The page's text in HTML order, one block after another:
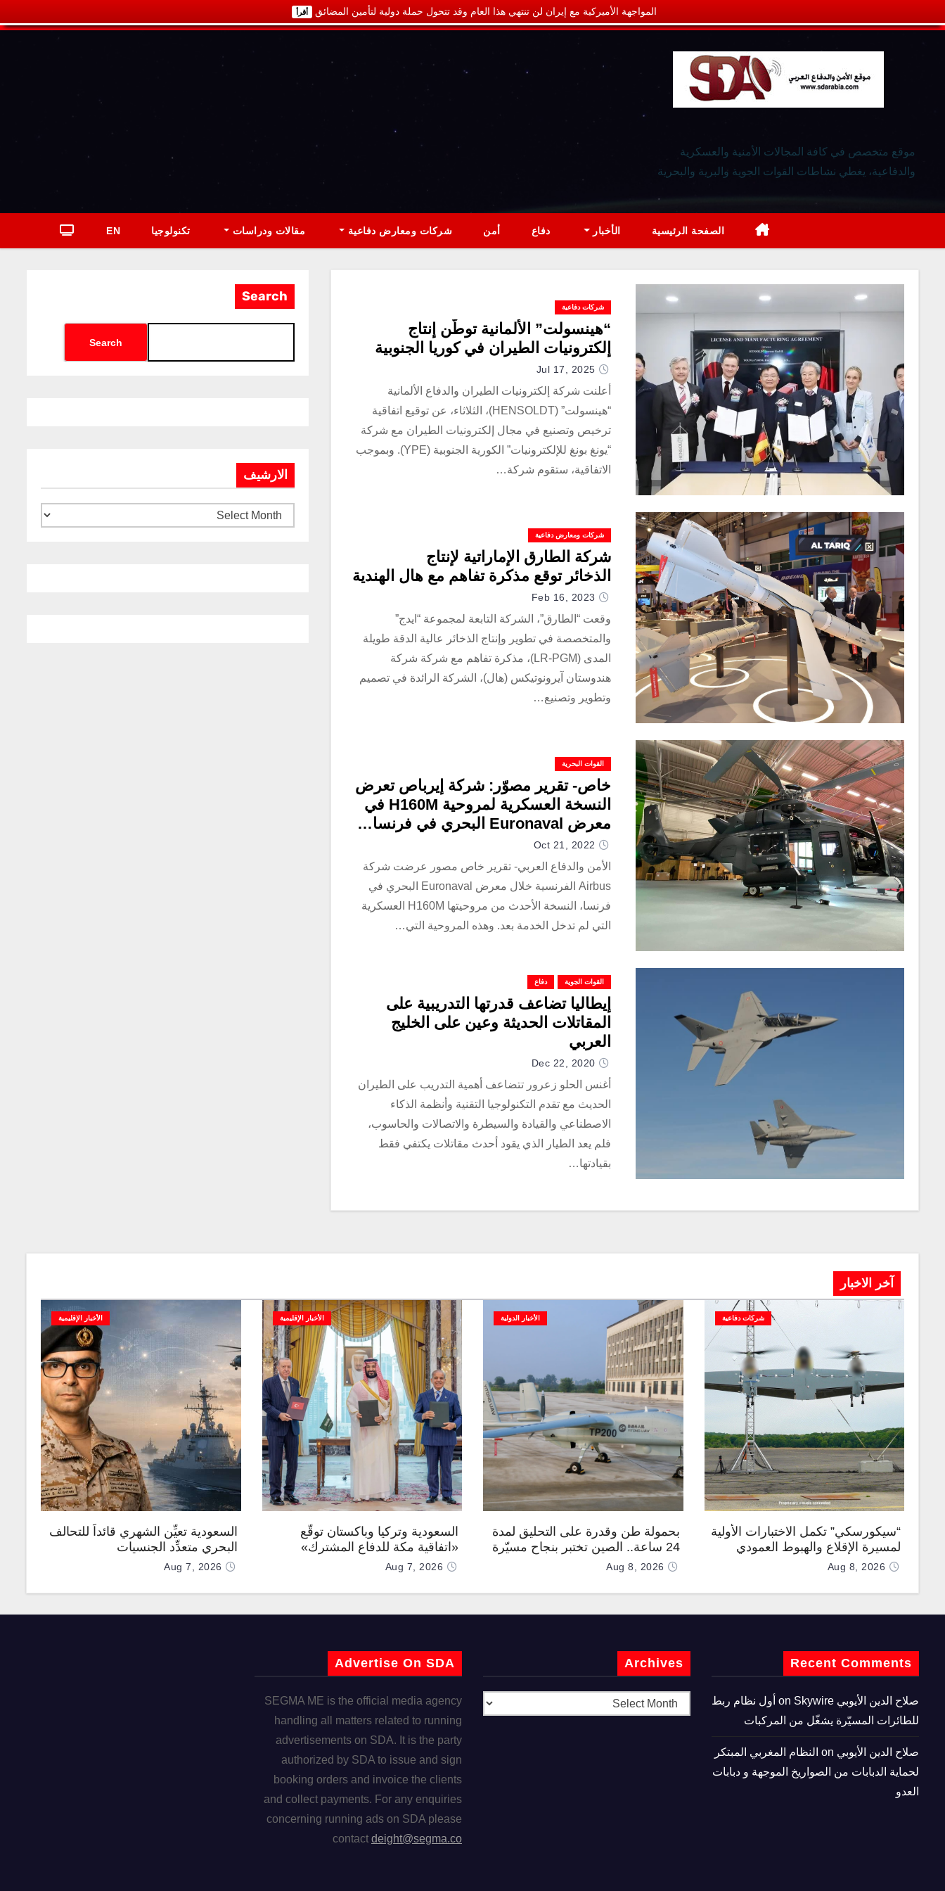
المواجهة الأميركية مع إيران لن تنتهي هذا العام وقد تتحول حملة دولية لتأمين المضائق أقرأ
موقع متخصص في كافة المجالات الأمنية والعسكرية
والدفاعية، يغطي نشاطات القوات الجوية والبرية والبحرية
الصفحة الرئيسية الأخبار دفاع أمن شركات ومعارض دفاعية مقالات ودراسات تكنولوجيا EN
شركات دفاعية
“هينسولت” الألمانية توطّن إنتاج
إلكترونيات الطيران في كوريا الجنوبية
Jul 17, 2025
أعلنت شركة إلكترونيات الطيران والدفاع الألمانية
“هينسولت” (HENSOLDT)، الثلاثاء، عن توقيع اتفاقية
ترخيص وتصنيع في مجال إلكترونيات الطيران مع شركة
“يونغ بونغ للإلكترونيات” الكورية الجنوبية (YPE). وبموجب
الاتفاقية، ستقوم شركة…
شركات ومعارض دفاعية
شركة الطارق الإماراتية لإنتاج
الذخائر توقع مذكرة تفاهم مع هال الهندية
Feb 16, 2023
وقعت “الطارق”، الشركة التابعة لمجموعة “ايدج”
والمتخصصة في تطوير وإنتاج الذخائر عالية الدقة طويلة
المدى (LR-PGM)، مذكرة تفاهم مع شركة شركة
هندوستان آيرونوتيكس (هال)، الشركة الرائدة في تصميم
وتطوير وتصنيع…
القوات البحرية
خاص- تقرير مصوّر: شركة إيرباص تعرض
النسخة العسكرية لمروحية H160M في
معرض Euronaval البحري في فرنسا…
بماذا تتميّز؟
Oct 21, 2022
الأمن والدفاع العربي- تقرير خاص مصور عرضت شركة
Airbus الفرنسية خلال معرض Euronaval البحري في
فرنسا، النسخة الأحدث من مروحيتها H160M العسكرية
التي لم تدخل الخدمة بعد. وهذه المروحية التي…
القوات الجوية دفاع
إيطاليا تضاعف قدرتها التدريبية على
المقاتلات الحديثة وعين على الخليج
العربي
Dec 22, 2020
أغنس الحلو زعرور تتضاعف أهمية التدريب على الطيران
الحديث مع تقدم التكنولوجيا التقنية وأنظمة الذكاء
الاصطناعي والقيادة والسيطرة والاتصالات والحاسوب،
فلم يعد الطيار الذي يقود أحدث مقاتلات يكتفي فقط
بقيادتها…
Search
Search
الارشيف
آخر الاخبار
شركات دفاعية
“سيكورسكي” تكمل الاختبارات الأولية
لمسيرة الإقلاع والهبوط العمودي
“نوماد 100”Aug 8, 2026
الأخبار الدولية
بحمولة طن وقدرة على التحليق لمدة
24 ساعة.. الصين تختبر بنجاح مسيّرة
“TP200”
Aug 8, 2026
الأخبار الإقليمية
السعودية وتركيا وباكستان توقّع
«اتفاقية مكة للدفاع المشترك»
Aug 7, 2026
الأخبار الإقليمية
السعودية تعيِّن الشهري قائداً للتحالف
البحري متعدِّد الجنسيات
Aug 7, 2026
Recent Comments
صلاح الدين الأيوبي
Skywire أول نظام ربط
للطائرات المسيّرة يشغّل من المركبات
صلاح الدين الأيوبي
النظام المغربي المبتكر
لحماية الدبابات من الصواريخ الموجهة و دبابات
العدو
Archives
Advertise On SDA
SEGMA ME is the official media agency
handling all matters related to running
advertisements on SDA. It is the party
authorized by SDA to issue and sign
booking orders and invoice the clients
and collect payments. For any enquiries
concerning running ads on SDA please
contact deight@segma.co